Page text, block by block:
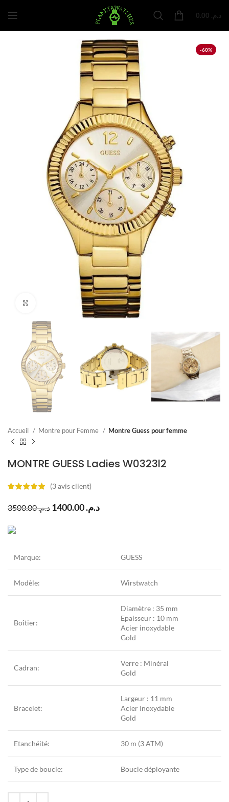
د.م.
-60%
Click to enlarge
Accueil Montre pour Femme Montre Guess pour femme
MONTRE GUESS Ladies W0323l2
(3avis client)
د.م.3500.00 د.م.
Marque: GUESS
Modèle: Wirstwatch
Boîtier:
Diamètre : 35 mm
Epaisseur : 10 mm
Acier inoxydable
Gold
Cadran:
Verre : Minéral
Gold
Bracelet:
Largeur : 11 mm
Acier Inoxydable
Gold
Etanchéité: 30 m (3 ATM)
Type de boucle: Boucle déployante